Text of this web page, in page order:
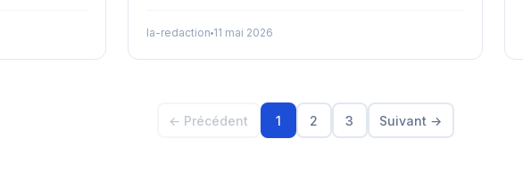
la-redaction 11 mai 2026
← Précédent 1 2 3 Suivant →